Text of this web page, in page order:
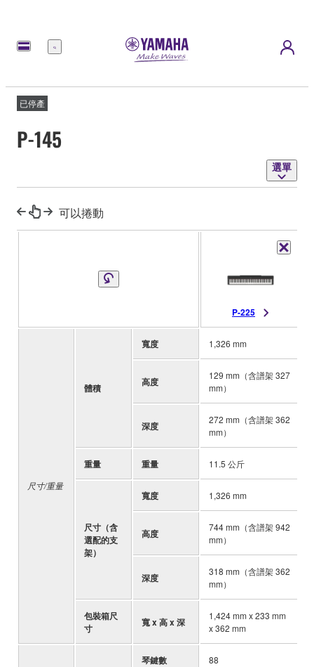
選
已停產
P-145
選單
可以捲動
P-225
尺寸/重量
體積
寬度 1,326 mm
高度
129 mm（含譜架 327
mm）
深度
272 mm（含譜架 362
mm）
重量 重量 11.5 公斤
尺寸（含
選配的支
架）
寬度 1,326 mm
高度
744 mm（含譜架 942
mm）
深度
318 mm（含譜架 362
mm）
包裝箱尺
寸
寬 x 高 x 深
1,424 mm x 233 mm
x 362 mm
琴鍵數 88